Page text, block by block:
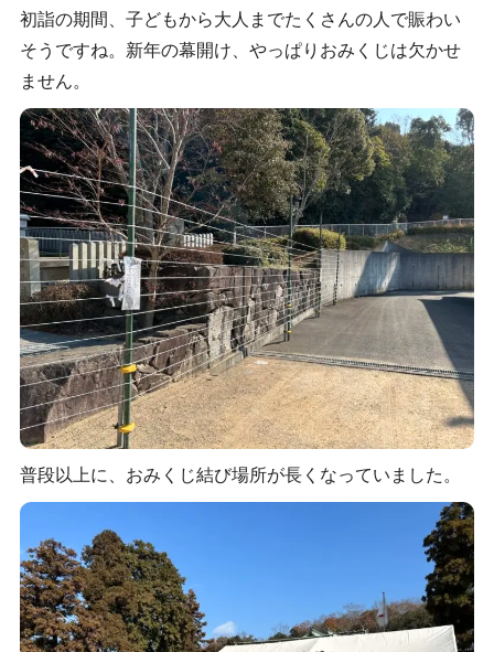
初詣の期間、子どもから大人までたくさんの人で賑わい
そうですね。新年の幕開け、やっぱりおみくじは欠かせ
ません。
普段以上に、おみくじ結び場所が長くなっていました。